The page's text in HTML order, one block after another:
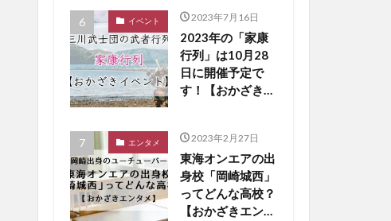
イベント 2023年7月16日
2023年の「家康
行列」は10月28
日に開催予定で
す！【おかざきイ
エンタメ 2023年2月27日
東海オンエアの出
身校「岡崎城西」
ってどんな高校？
【おかざきエンタ